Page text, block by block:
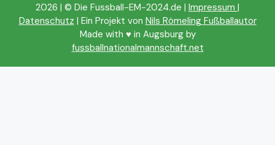
2026 | © Die Fussball-EM-2024.de | Impressum |
Datenschutz | Ein Projekt von Nils Römeling Fußballautor
Made with ♥️ in Augsburg by
fussballnationalmannschaft.net